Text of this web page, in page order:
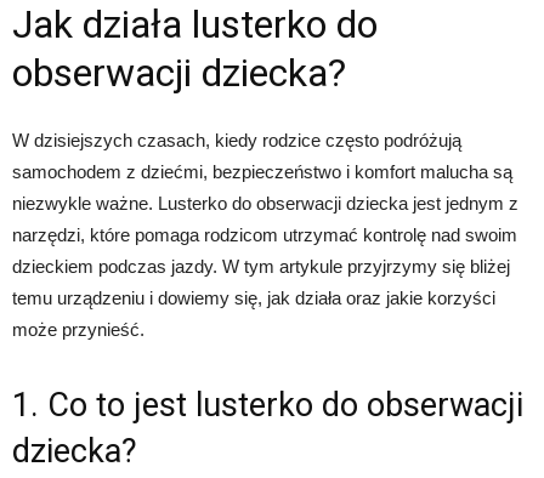
Jak działa lusterko do
obserwacji dziecka?
W dzisiejszych czasach, kiedy rodzice często podróżują
samochodem z dziećmi, bezpieczeństwo i komfort malucha są
niezwykle ważne. Lusterko do obserwacji dziecka jest jednym z
narzędzi, które pomaga rodzicom utrzymać kontrolę nad swoim
dzieckiem podczas jazdy. W tym artykule przyjrzymy się bliżej
temu urządzeniu i dowiemy się, jak działa oraz jakie korzyści
może przynieść.
1. Co to jest lusterko do obserwacji
dziecka?